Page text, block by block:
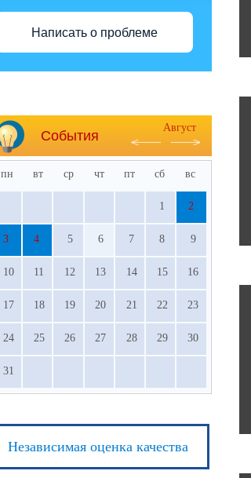
Написать о проблеме
События
Август
пн вт ср чт пт сб вс
1 2
3 4 5 6 7 8 9
10 11 12 13 14 15 16
17 18 19 20 21 22 23
24 25 26 27 28 29 30
31
Независимая оценка качества